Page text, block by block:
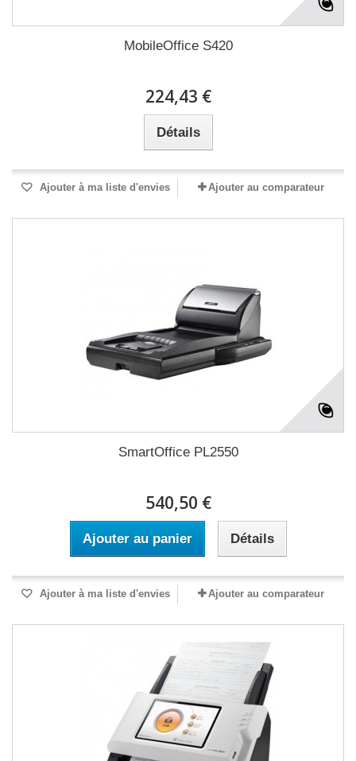
MobileOffice S420
224,43 €
Détails
Ajouter à ma liste d'envies Ajouter au comparateur
SmartOffice PL2550
540,50 €
Ajouter au panier Détails
Ajouter à ma liste d'envies Ajouter au comparateur